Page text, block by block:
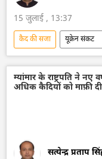
15 जुलाई , 13:37
कैद की सजा यूक्रेन संकट
न्यायालय
अपराध
हथियारों की आपूर्ति
म्यांमार के राष्ट्रपति ने नए
अधिक कैदियों को माफ़ी दी:
सत्येन्द्र प्रताप